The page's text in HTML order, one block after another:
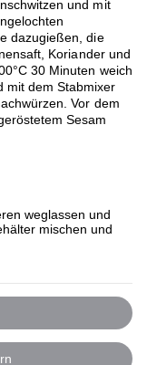
und mit
dazugießen, die
Koriander und
30 Minuten weich
mit dem Stabmixer
Vor dem
Sesam
weglassen und
mischen und